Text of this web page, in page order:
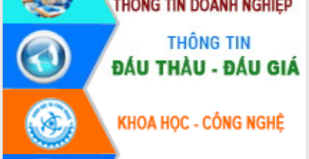
Trình diễn nghệ thuật chế biến các
món ăn từ sầu riêng
Đắk Lắk công bố Quy hoạch và xúc
tiến đầu tư tỉnh
Ngành cá ngừ Đắk Lắk chủ động thích
ứng để giữ vững thị trường xuất khẩu
Diễn đàn Kinh tế tư nhân Việt Nam đột
phá cơ chế - Hợp tác công tư
Đề án 06 tạo bước ngoặt đột phá trong
cải cách hành chính tỉnh Đắk Lắk